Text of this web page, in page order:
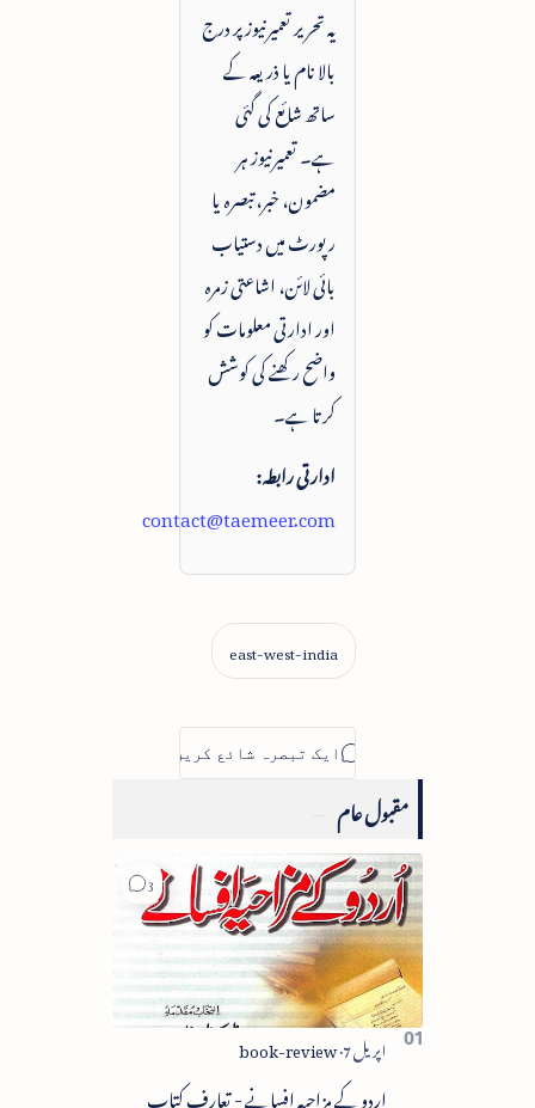
یہ تحریر تعمیرنیوز پر درج
بالا نام یا ذریعہ کے
ساتھ شائع کی گئی
ہے۔ تعمیرنیوز ہر
مضمون، خبر، تبصرہ یا
رپورٹ میں دستیاب
بائی لائن، اشاعتی زمرہ
اور ادارتی معلومات کو
واضح رکھنے کی کوشش
کرتا ہے۔
ادارتی رابطہ:
contact@taemeer.com
مقبول عام
اردو کے مزاحیہ افسانے - تعارف کتاب